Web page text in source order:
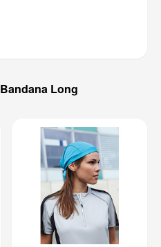
Bandana Long